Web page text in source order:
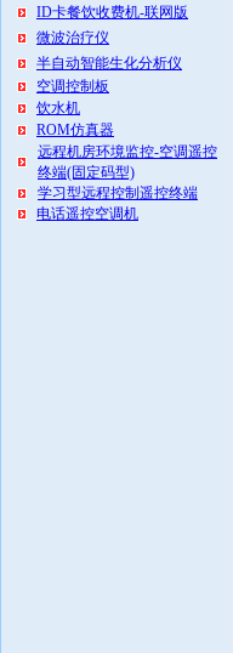
ID卡餐饮收费机-联网版
微波治疗仪
半自动智能生化分析仪
空调控制板
饮水机
ROM仿真器
远程机房环境监控-空调遥控
终端(固定码型)
学习型远程控制遥控终端
电话遥控空调机